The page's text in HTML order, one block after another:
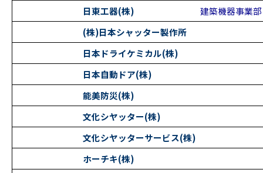
日東工器(株)
建築機器事業部
(株)日本シャッター製作所
日本ドライケミカル(株)
日本自動ドア(株)
能美防災(株)
文化シヤッター(株)
文化シヤッターサービス(株)
ホーチキ(株)